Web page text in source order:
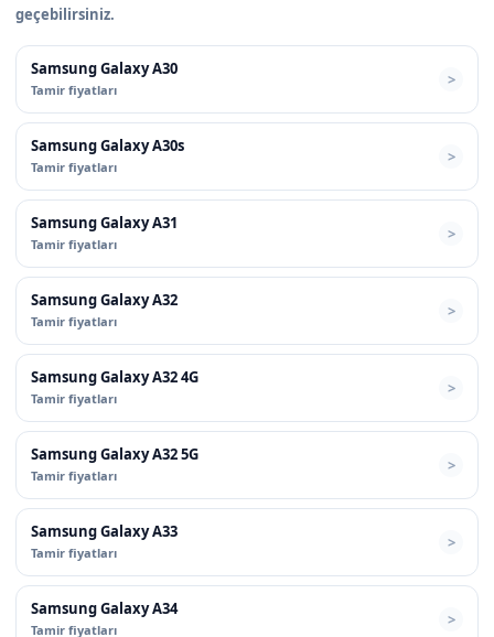
geçebilirsiniz.
Samsung Galaxy A30
Tamir fiyatları
Samsung Galaxy A30s
Tamir fiyatları
Samsung Galaxy A31
Tamir fiyatları
Samsung Galaxy A32
Tamir fiyatları
Samsung Galaxy A32 4G
Tamir fiyatları
Samsung Galaxy A32 5G
Tamir fiyatları
Samsung Galaxy A33
Tamir fiyatları
Samsung Galaxy A34
Tamir fiyatları